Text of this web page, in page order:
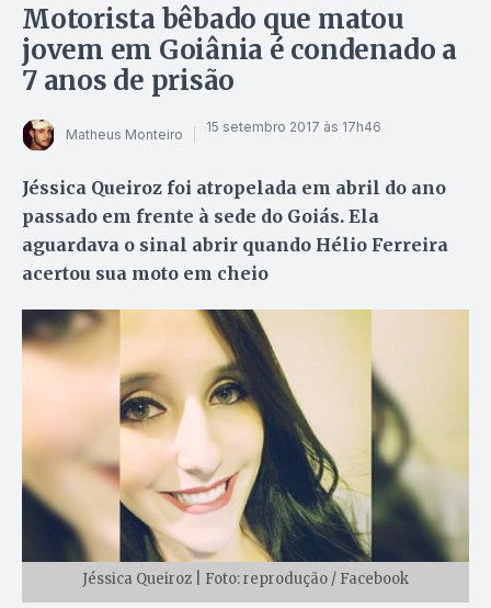
Motorista bêbado que matou
jovem em Goiânia é condenado a
7 anos de prisão
Matheus Monteiro 15 setembro 2017 às 17h46
Jéssica Queiroz foi atropelada em abril do ano
passado em frente à sede do Goiás. Ela
aguardava o sinal abrir quando Hélio Ferreira
acertou sua moto em cheio
Jéssica Queiroz | Foto: reprodução / Facebook